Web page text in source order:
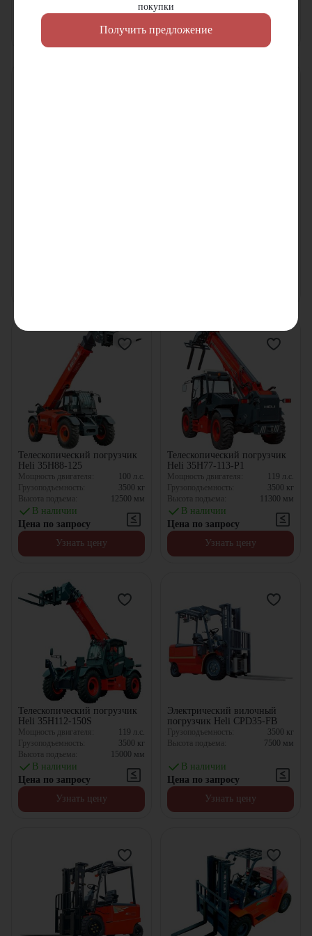
Цена по запросу
Узнать цену
Цена по запросу
Узнать цену
Телескопический погрузчик
Heli 35H88-125
Мощность двигателя: 100 л.с.
Грузоподъемность:
3500 кг
Высота подъема:
12500 мм
В наличии
Цена по запросу
Узнать цену
Телескопический погрузчик
Heli 35H77-113-P1
Мощность двигателя: 119 л.с.
Грузоподъемность:
3500 кг
Высота подъема:
11300 мм
В наличии
Цена по запросу
Узнать цену
Телескопический погрузчик
Heli 35H112-150S
Мощность двигателя: 119 л.с.
Грузоподъемность:
3500 кг
Высота подъема:
15000 мм
В наличии
Цена по запросу
Узнать цену
Электрический вилочный
погрузчик Heli CPD35-FB
Грузоподъемность: 3500 кг
Высота подъема:
7500 мм
В наличии
Цена по запросу
Узнать цену
покупки
Получить предложение